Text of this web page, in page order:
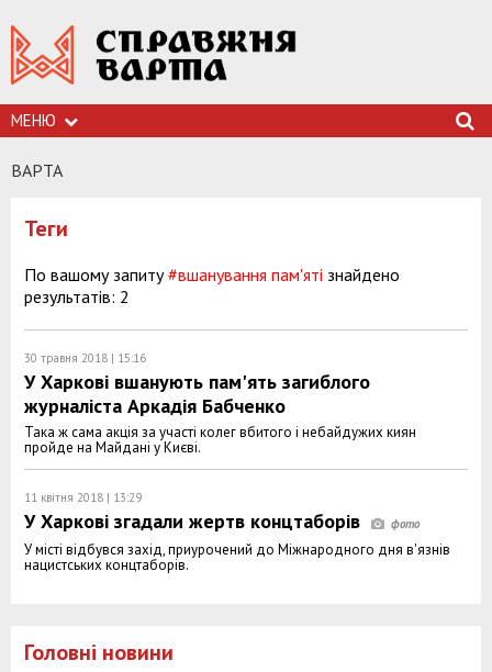
МЕНЮ
ВАРТА
Теги
По вашому запиту#вшанування пам'яті знайдено
результатів: 2
30 травня 2018 | 15:16
У Харкові вшанують пам'ять загиблого
журналіста Аркадія Бабченко
Така ж сама акція за участі колег вбитого і небайдужих киян
пройде на Майдані у Києві.
11 квітня 2018 | 13:29
У Харкові згадали жертв концтаборів
У місті відбувся захід, приурочений до Міжнародного дня в'язнів
нацистських концтаборів.
Головні новини